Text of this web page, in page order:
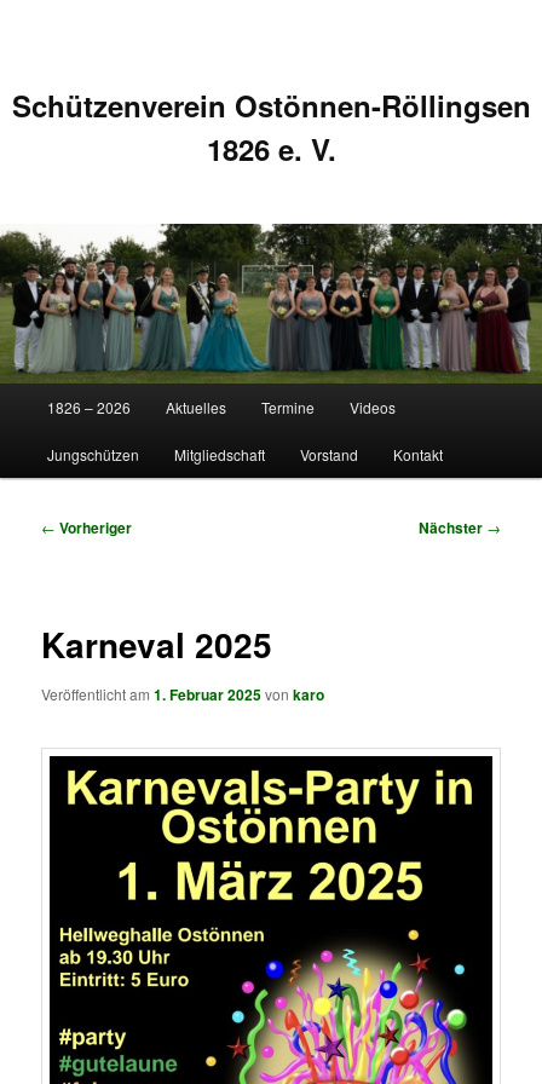
Schützenverein Ostönnen-Röllingsen
1826 e. V.
Zum
primären
Zum
sekundären
1826 – 2026 Aktuelles Termine Videos
Jungschützen Mitgliedschaft Vorstand Kontakt
Beitragsnavigation
← Vorheriger Nächster →
Karneval 2025
Veröffentlicht am1. Februar 2025vonkaro